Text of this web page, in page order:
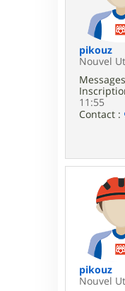
pikouz
Nouvel
11:55
Contact :
pikouz
Nouvel